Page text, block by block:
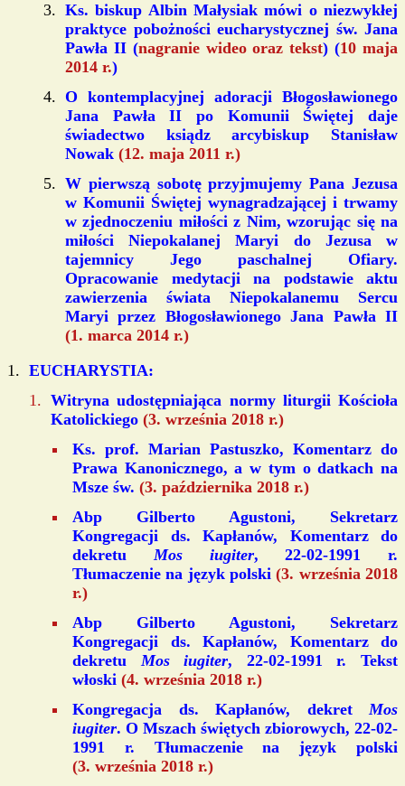
Ks. biskup Albin Małysiak mówi o niezwykłej
praktyce pobożności eucharystycznej św. Jana
Pawła II (nagranie wideo oraz tekst) (10 maja
2014 r.)
O kontemplacyjnej adoracji Błogosławionego
Jana Pawła II po Komunii Świętej daje
świadectwo ksiądz arcybiskup Stanisław
Nowak (12. maja 2011 r.)
W pierwszą sobotę przyjmujemy Pana Jezusa
w Komunii Świętej wynagradzającej i trwamy
w zjednoczeniu miłości z Nim, wzorując się na
miłości Niepokalanej Maryi do Jezusa w
tajemnicy Jego paschalnej Ofiary.
Opracowanie medytacji na podstawie aktu
zawierzenia świata Niepokalanemu Sercu
Maryi przez Błogosławionego Jana Pawła II
(1. marca 2014 r.)
EUCHARYSTIA:
Witryna udostępniająca normy liturgii Kościoła
Katolickiego (3. września 2018 r.)
Ks. prof. Marian Pastuszko, Komentarz do
Prawa Kanonicznego, a w tym o datkach na
Msze św. (3. października 2018 r.)
Abp Gilberto Agustoni, Sekretarz
Kongregacji ds. Kapłanów, Komentarz do
dekretuMos iugiter, 22-02-1991 r.
Tłumaczenie na język polski(3. września 2018
r.)
Abp Gilberto Agustoni, Sekretarz
Kongregacji ds. Kapłanów, Komentarz do
dekretuMos iugiter, 22-02-1991 r. Tekst
włoski (4. września 2018 r.)
Kongregacja ds. Kapłanów, dekretMos
iugiter. O Mszach świętych zbiorowych, 22-02-
1991 r. Tłumaczenie na język polski
(3. września 2018 r.)